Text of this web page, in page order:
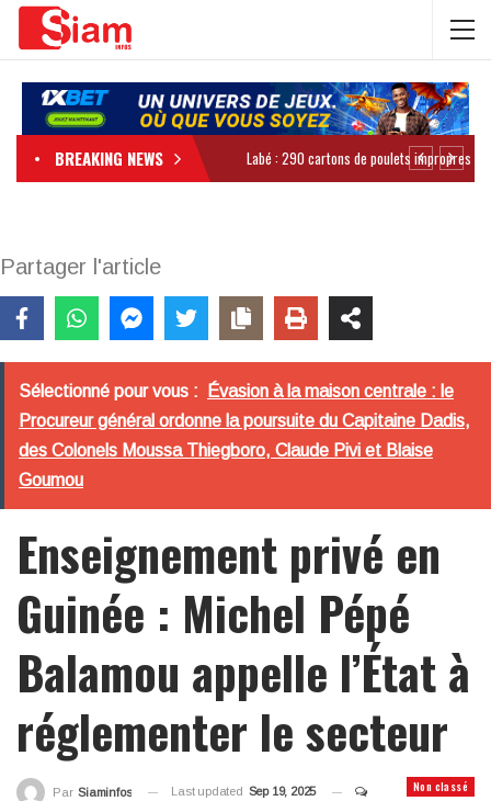
BREAKING NEWS
Partager l'article
Sélectionné pour vous :
Évasion à la maison centrale : le
Procureur général ordonne la poursuite du Capitaine Dadis,
des Colonels Moussa Thiegboro, Claude Pivi et Blaise
Goumou
Enseignement privé en
Guinée : Michel Pépé
Balamou appelle l’État à
réglementer le secteur
Non classé
Par Siaminfos Last updated Sep 19, 2025